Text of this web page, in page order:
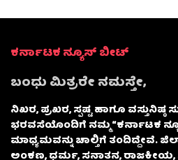
ಕರ್ನಾಟಕ ನ್ಯೂಸ್ ಬೀಟ್
ಬಂಧು ಮಿತ್ರರೇ ನಮಸ್ತೇ,
ನಿಖರ, ಪ್ರಖರ, ಸ್ಪಷ್ಟ ಹಾಗೂ ವಸ್ತುನಿಷ್ಠ
ಭರವಸೆಯೊಂದಿಗೆ ನಮ್ಮ “ಕರ್ನಾಟಕ
ಮಾಧ್ಯಮವನ್ನು ಚಾಲ್ತಿಗೆ ತಂದಿದ್ದೇವೆ. ಜಿಲ್ಲಾ